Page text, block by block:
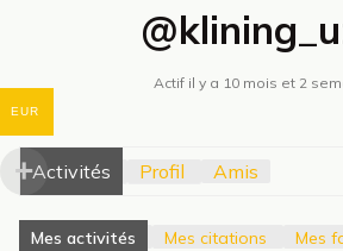
Actif il y a 10 mois et 2
Activités Profil Amis
Mes activités Mes citations Mes
EUR